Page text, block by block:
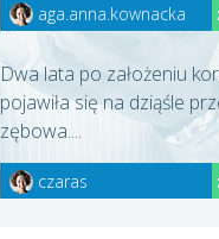
aga.anna.kownacka
Dwa lata po założeniu
pojawiła się na dziąśle
zębowa....
czaras